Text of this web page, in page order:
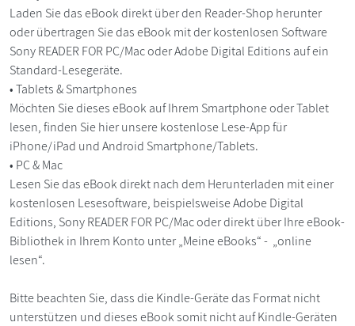
Laden Sie das eBook direkt über den Reader-Shop herunter
oder übertragen Sie das eBook mit der kostenlosen Software
Sony READER FOR PC/Mac oder Adobe Digital Editions auf ein
Standard-Lesegeräte.
• Tablets & Smartphones
Möchten Sie dieses eBook auf Ihrem Smartphone oder Tablet
lesen, finden Sie hier unsere kostenlose Lese-App für
iPhone/iPad und Android Smartphone/Tablets.
• PC & Mac
Lesen Sie das eBook direkt nach dem Herunterladen mit einer
kostenlosen Lesesoftware, beispielsweise Adobe Digital
Editions, Sony READER FOR PC/Mac oder direkt über Ihre eBook-
Bibliothek in Ihrem Konto unter „Meine eBooks“ - „online
lesen“.
Bitte beachten Sie, dass die Kindle-Geräte das Format nicht
unterstützen und dieses eBook somit nicht auf Kindle-Geräten